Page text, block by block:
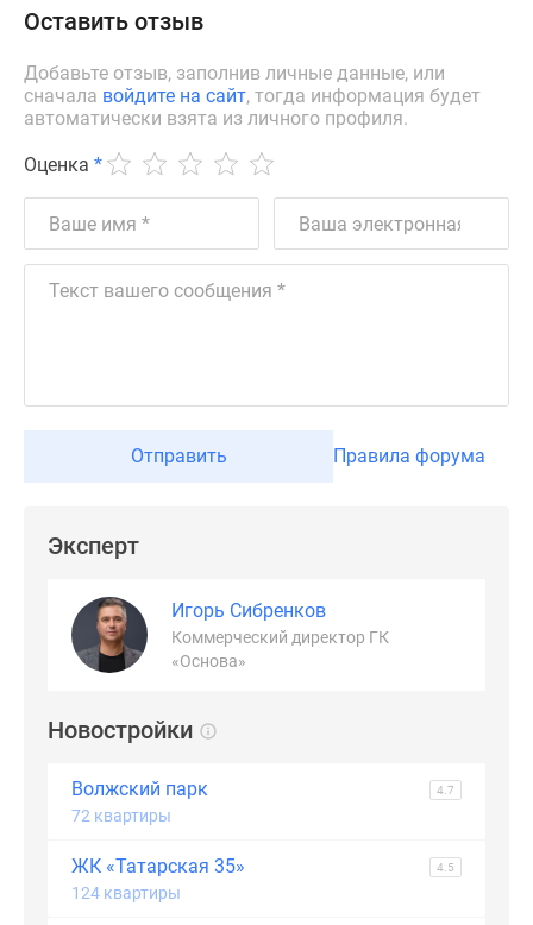
Оставить отзыв
Добавьте отзыв, заполнив личные данные, или
сначала войдите на сайт, тогда информация будет
автоматически взята из личного профиля.
Оценка *
Отправить Правила форума
Эксперт
Игорь Сибренков
Коммерческий директор ГК
«Основа»
Новостройки
Волжский парк 4.7
72 квартиры
ЖК «Татарская 35» 4.5
124 квартиры